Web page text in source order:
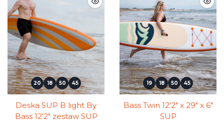
20 18 50 44
Deska SUP B light By
Bass 12'2" zestaw SUP
19 18 50 44
Bass Twin 12'2" x 29" x 6"
SUP